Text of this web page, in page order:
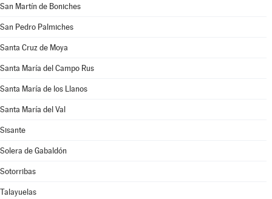
San Martín de Boniches
San Pedro Palmiches
Santa Cruz de Moya
Santa María del Campo Rus
Santa María de los Llanos
Santa María del Val
Sisante
Solera de Gabaldón
Sotorribas
Talayuelas